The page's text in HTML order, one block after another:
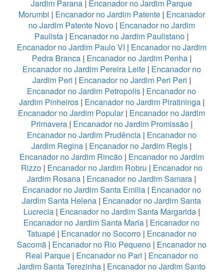
Jardim Parana | Encanador no Jardim Parque
Morumbi | Encanador no Jardim Patente| Encanador
no Jardim Patente Novo| Encanador no Jardim
Paulista | Encanador no Jardim Paulistano |
Encanador no Jardim Paulo VI | Encanador no Jardim
Pedra Branca| Encanador no Jardim Penha|
Encanador no Jardim Pereira Leite| Encanador no
Jardim Peri | Encanador no Jardim Peri Peri |
Encanador no Jardim Petropolis | Encanador no
Jardim Pinheiros| Encanador no Jardim Piratininga|
Encanador no Jardim Popular| Encanador no Jardim
Primavera| Encanador no Jardim Promissão|
Encanador no Jardim Prudência| Encanador no
Jardim Regina | Encanador no Jardim Regis |
Encanador no Jardim Rincão| Encanador no Jardim
Rizzo| Encanador no Jardim Robru | Encanador no
Jardim Rosana | Encanador no Jardim Samara |
Encanador no Jardim Santa Emilia| Encanador no
Jardim Santa Helena | Encanador no Jardim Santa
Lucrecia| Encanador no Jardim Santa Margarida|
Encanador no Jardim Santa Maria | Encanador no
Tatuapé| Encanador no Socorro| Encanador no
Sacomã| Encanador no Rio Pequeno| Encanador no
Real Parque| Encanador no Pari | Encanador no
Jardim Santa Terezinha | Encanador no Jardim Santo